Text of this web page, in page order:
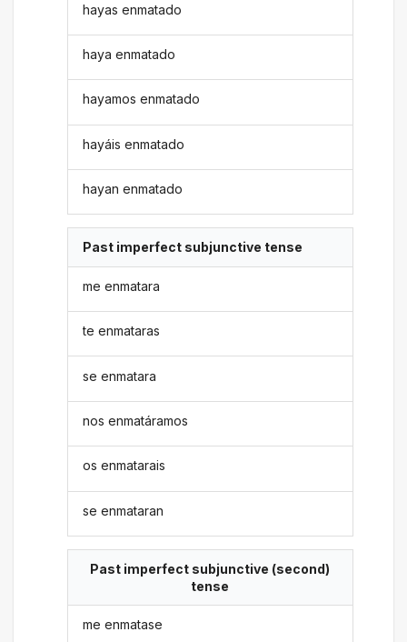
hayas enmatado
haya enmatado
hayamos enmatado
hayáis enmatado
hayan enmatado
Past imperfect subjunctive tense
me enmatara
te enmataras
se enmatara
nos enmatáramos
os enmatarais
se enmataran
Past imperfect subjunctive (second)
tense
me enmatase